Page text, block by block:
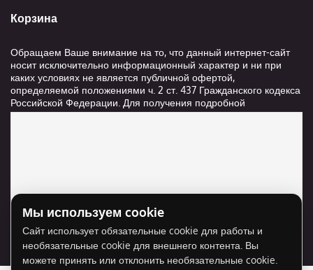
Корзина
Обращаем Ваше внимание на то, что данный интернет-сайт
носит исключительно информационный характер и ни при
каких условиях не является публичной офертой,
определяемой положениями ч. 2 ст. 437 Гражданского кодекса
Российской Федерации. Для получения подробной
информации о стоимости и сроках выполнения услуг,
Для отображения карты нужно разрешить
использование cookie для внешнего контента.
Разрешить cookie
Мы используем cookie
Сайт использует обязательные cookie для работы и
необязательные cookie для внешнего контента. Вы
можете принять или отклонить необязательные cookie.